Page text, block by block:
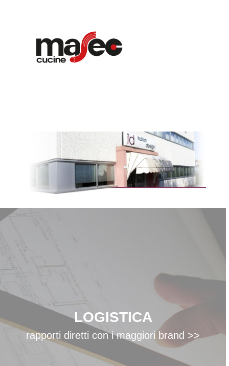
LOGISTICA
rapporti diretti con i maggiori brand >>